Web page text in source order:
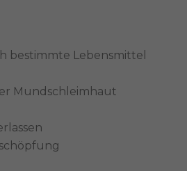
bestimmte Lebensmittel
Mundschleimhaut